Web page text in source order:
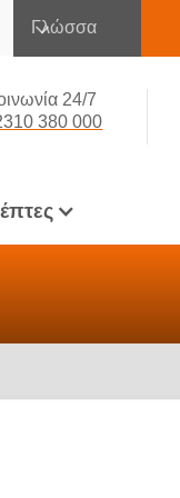
Γλώσσα
24/7
380 000